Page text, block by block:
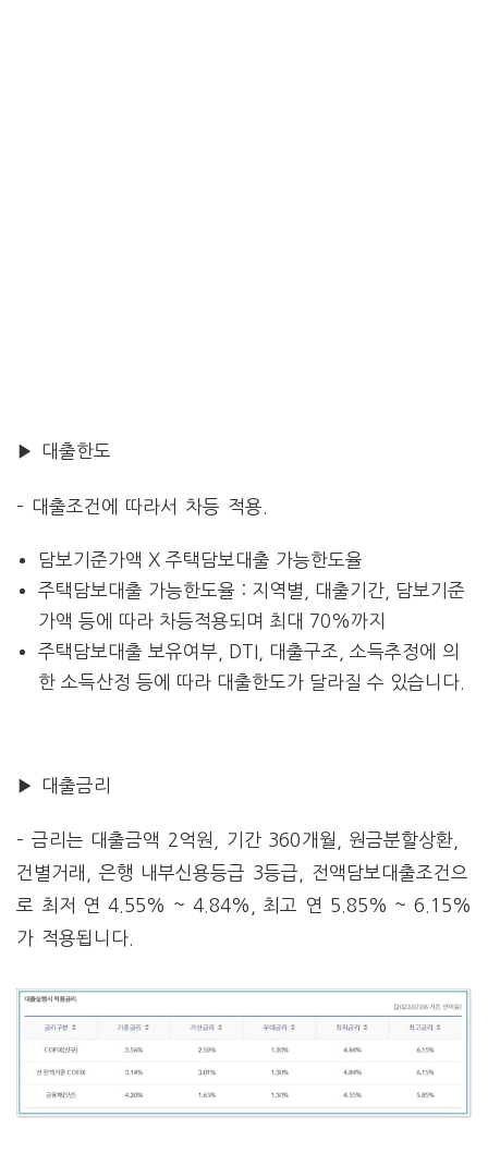
▶ 대출한도
– 대출조건에 따라서 차등 적용.
담보기준가액 X 주택담보대출 가능한도율
주택담보대출 가능한도율 : 지역별, 대출기간, 담보기준
가액 등에 따라 차등적용되며 최대 70%까지
주택담보대출 보유여부, DTI, 대출구조, 소득추정에 의
한 소득산정 등에 따라 대출한도가 달라질 수 있습니다.
▶ 대출금리
– 금리는 대출금액 2억원, 기간 360개월, 원금분할상환,
건별거래, 은행 내부신용등급 3등급, 전액담보대출조건으
로 최저 연 4.55% ~ 4.84%, 최고 연 5.85% ~ 6.15%
가 적용됩니다.